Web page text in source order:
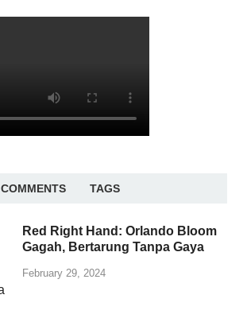
COMMENTS TAGS
Red Right Hand: Orlando Bloom
Gagah, Bertarung Tanpa Gaya
February 29, 2024